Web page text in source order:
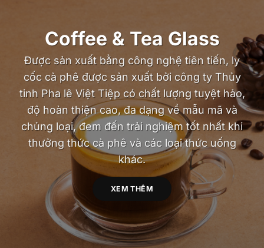
Coffee & Tea Glass
Được sản xuất bằng công nghệ tiên tiến, ly
cốc cà phê được sản xuất bởi công ty Thủy
tinh Pha lê Việt Tiệp có chất lượng tuyệt hảo,
độ hoàn thiện cao, đa dạng về mẫu mã và
chủng loại, đem đến trải nghiệm tốt nhất khi
thưởng thức cà phê và các loại thức uống
khác.
XEM THÊM